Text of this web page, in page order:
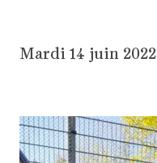
Mardi 14 juin 2022